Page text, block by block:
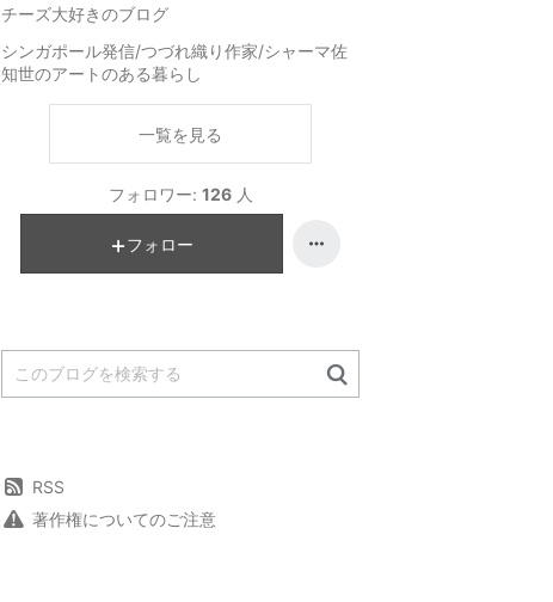
チーズ大好きのブログ
シンガポール発信/つづれ織り作家/シャーマ佐
知世のアートのある暮らし
一覧を見る
フォロワー: 126 人
フォロー
RSS
著作権についてのご注意